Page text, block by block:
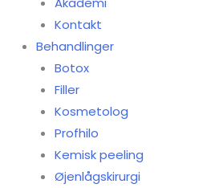
Kontakt
Behandlinger
Botox
Filler
Kosmetolog
Profhilo
Kemisk peeling
Øjenlågskirurgi